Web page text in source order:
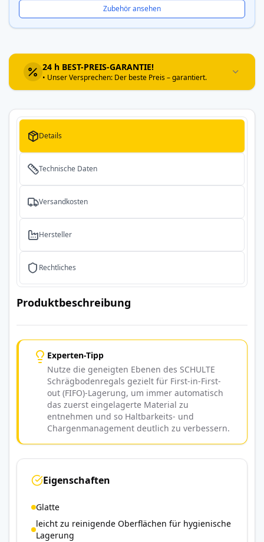
Zubehör ansehen
24 h BEST-PREIS-GARANTIE!
• Unser Versprechen: Der beste Preis – garantiert.
Details
Technische Daten
Versandkosten
Hersteller
Rechtliches
Produktbeschreibung
Experten-Tipp
Nutze die geneigten Ebenen des SCHULTE
Schrägbodenregals gezielt für First-in-First-
out (FIFO)-Lagerung, um immer automatisch
das zuerst eingelagerte Material zu
entnehmen und so Haltbarkeits- und
Chargenmanagement deutlich zu verbessern.
Eigenschaften
Glatte
leicht zu reinigende Oberflächen für hygienische
Lagerung